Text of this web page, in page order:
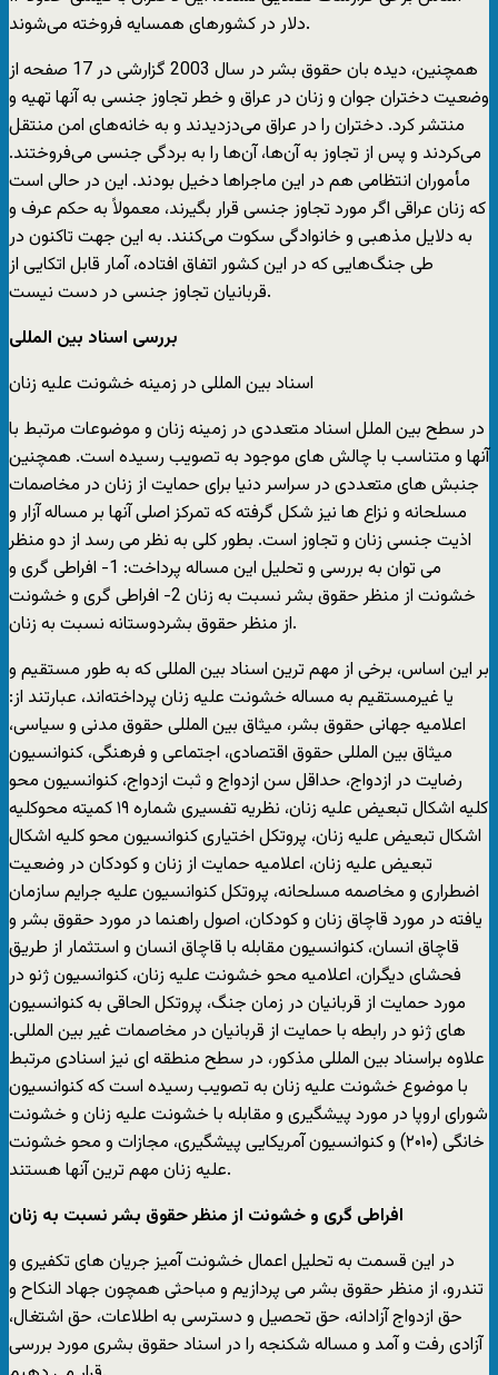
دلار در کشورهای همسایه فروخته می‌شوند.
همچنین، دیده بان حقوق بشر در سال 2003 گزارشی در 17 صفحه از
وضعیت دختران جوان و زنان در عراق و خطر تجاوز جنسی به آنها تهیه و
منتشر کرد. دختران را در عراق می‌دزدیدند و به خانه‌های امن منتقل
می‌کردند و پس از تجاوز به آن‌ها، آن‌ها را به بردگی جنسی می‌فروختند.
مأموران انتظامی هم در این ماجراها دخیل بودند. این در حالی است
که زنان عراقی اگر مورد تجاوز جنسی قرار بگیرند، معمولاً به حکم عرف و
به دلایل مذهبی و خانوادگی سکوت می‌کنند. به این جهت تاکنون در
طی جنگ‌هایی که در این کشور اتفاق افتاده، آمار قابل اتکایی از
قربانیان تجاوز جنسی در دست نیست.
بررسی اسناد بین المللی
اسناد بین المللی در زمینه خشونت علیه زنان
در سطح بین الملل اسناد متعددی در زمینه زنان و موضوعات مرتبط با
آنها و متناسب با چالش های موجود به تصویب رسیده است. همچنین
جنبش های متعددی در سراسر دنیا برای حمایت از زنان در مخاصمات
مسلحانه و نزاع ها نیز شکل گرفته که تمرکز اصلی آنها بر مساله آزار و
اذیت جنسی زنان و تجاوز است. بطور کلی به نظر می رسد از دو منظر
می توان به بررسی و تحلیل این مساله پرداخت: 1- افراطی گری و
خشونت از منظر حقوق بشر نسبت به زنان 2- افراطی گری و خشونت
از منظر حقوق بشردوستانه نسبت به زنان.
بر این اساس، برخی از مهم ترین اسناد بین المللی که به طور مستقیم و
یا غیرمستقیم به مساله خشونت علیه زنان پرداخته‌اند، عبارتند از:
اعلامیه جهانی حقوق بشر، میثاق بین المللی حقوق مدنی و سیاسی،
میثاق بین المللی حقوق اقتصادی، اجتماعی و فرهنگی، کنوانسیون
رضایت در ازدواج، حداقل سن ازدواج و ثبت ازدواج، کنوانسیون محو
کلیه اشکال تبعیض علیه زنان، نظریه تفسیری شماره ۱۹ کمیته محوکلیه
اشکال تبعیض علیه زنان، پروتکل اختیاری کنوانسیون محو کلیه اشکال
تبعیض علیه زنان، اعلامیه حمایت از زنان و کودکان در وضعیت
اضطراری و مخاصمه مسلحانه، پروتکل کنوانسیون علیه جرایم سازمان
یافته در مورد قاچاق زنان و کودکان، اصول راهنما در مورد حقوق بشر و
قاچاق انسان، کنوانسیون مقابله با قاچاق انسان و استثمار از طریق
فحشای دیگران، اعلامیه محو خشونت علیه زنان، کنوانسیون ژنو در
مورد حمایت از قربانیان در زمان جنگ، پروتکل الحاقی به کنوانسیون
های ژنو در رابطه با حمایت از قربانیان در مخاصمات غیر بین المللی.
علاوه براسناد بین المللی مذکور، در سطح منطقه ای نیز اسنادی مرتبط
با موضوع خشونت علیه زنان به تصویب رسیده است که کنوانسیون
شورای اروپا در مورد پیشگیری و مقابله با خشونت علیه زنان و خشونت
خانگی (۲۰۱۰) و کنوانسیون آمریکایی پیشگیری، مجازات و محو خشونت
علیه زنان مهم ترین آنها هستند.
افراطی گری و خشونت از منظر حقوق بشر نسبت به زنان
در این قسمت به تحلیل اعمال خشونت آمیز جریان های تکفیری و
تندرو، از منظر حقوق بشر می پردازیم و مباحثی همچون جهاد النکاح و
حق ازدواج آزادانه، حق تحصیل و دسترسی به اطلاعات، حق اشتغال،
آزادی رفت و آمد و مساله شکنجه را در اسناد حقوق بشری مورد بررسی